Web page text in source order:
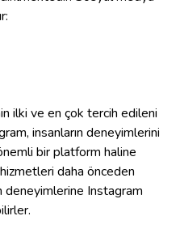
ilki ve en çok tercih edileni
insanların deneyimlerini
bir platform haline
daha önceden
deneyimlerine Instagram